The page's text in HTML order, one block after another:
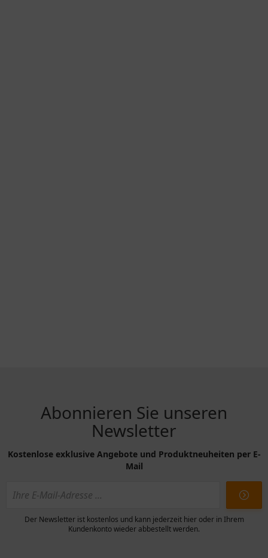
Abonnieren Sie unseren
Newsletter
Kostenlose exklusive Angebote und Produktneuheiten per E-
Mail
Der Newsletter ist kostenlos und kann jederzeit hier oder in Ihrem
Kundenkonto wieder abbestellt werden.